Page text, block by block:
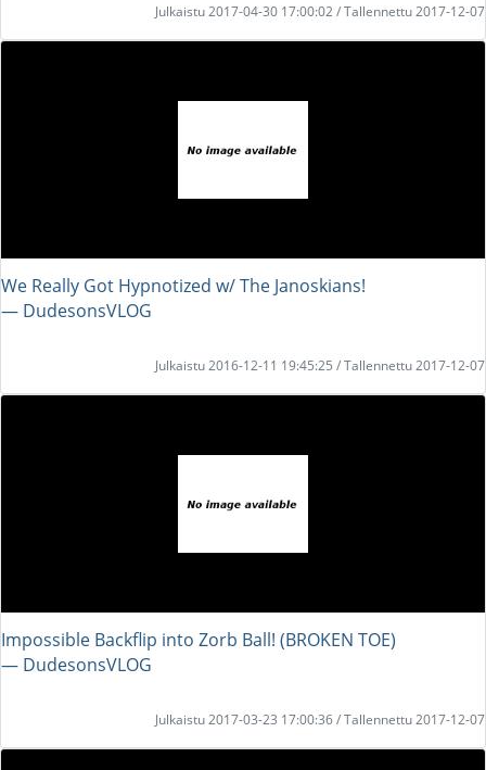
Julkaistu 2017-04-30 17:00:02 / Tallennettu 2017-12-07
We Really Got Hypnotized w/ The Janoskians!
― DudesonsVLOG
Julkaistu 2016-12-11 19:45:25 / Tallennettu 2017-12-07
Impossible Backflip into Zorb Ball! (BROKEN TOE)
― DudesonsVLOG
Julkaistu 2017-03-23 17:00:36 / Tallennettu 2017-12-07